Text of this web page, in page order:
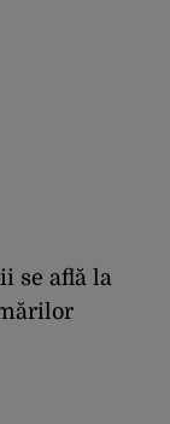
se află la